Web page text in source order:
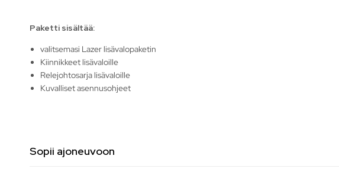
Paketti sisältää:
valitsemasi Lazer lisävalopaketin
Kiinnikkeet lisävaloille
Relejohtosarja lisävaloille
Kuvalliset asennusohjeet
Sopii ajoneuvoon